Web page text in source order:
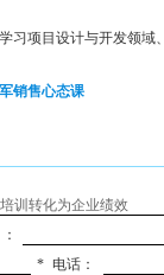
习项目设计与开发领域
销售心态课
* 电话：